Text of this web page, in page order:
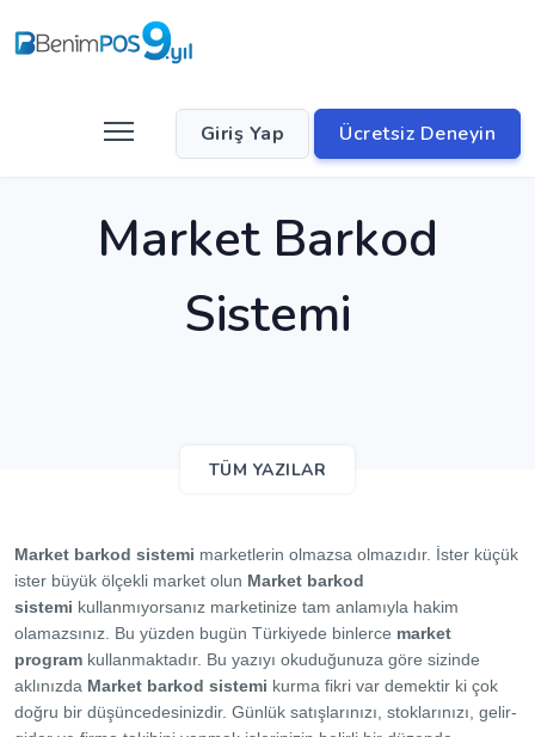
Giriş Yap Ücretsiz Deneyin
Market Barkod
Sistemi
TÜM YAZILAR
Market barkod sistemi marketlerin olmazsa olmazıdır. İster küçük
ister büyük ölçekli market olun Market barkod
sistemi kullanmıyorsanız marketinize tam anlamıyla hakim
olamazsınız. Bu yüzden bugün Türkiyede binlerce market
program kullanmaktadır. Bu yazıyı okuduğunuza göre sizinde
aklınızda Market barkod sistemi kurma fikri var demektir ki çok
doğru bir düşüncedesinizdir. Günlük satışlarınızı, stoklarınızı, gelir-